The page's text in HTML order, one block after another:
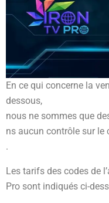
En ce qui concerne la
dessous,
nous ne sommes que
ns aucun contrôle sur le
.
Les tarifs des codes de l’
Pro sont indiqués ci-